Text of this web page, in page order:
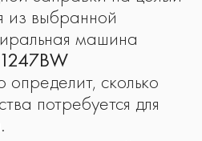
из выбранной
машина
определит, сколько
потребуется для